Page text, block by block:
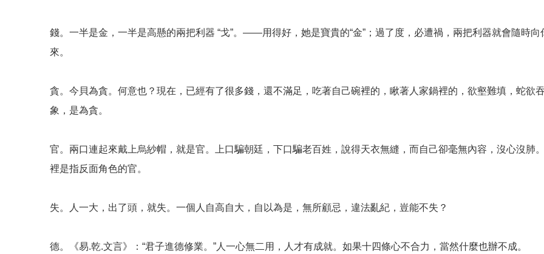
錢。一半是金，一半是高懸的兩把利器 “戈”。——用得好，她是寶貴的“金”；過了度，必遭禍，兩把利器就會隨時向
來。
貪。今貝為貪。何意也？現在，已經有了很多錢，還不滿足，吃著自己碗裡的，瞅著人家鍋裡的，欲壑難填，蛇欲吞
象，是為貪。
官。兩口連起來戴上烏紗帽，就是官。上口騙朝廷，下口騙老百姓，說得天衣無縫，而自己卻毫無內容，沒心沒肺
裡是指反面角色的官。
失。人一大，出了頭，就失。一個人自高自大，自以為是，無所顧忌，違法亂紀，豈能不失？
德。《易.乾.文言》：“君子進德修業。”人一心無二用，人才有成就。如果十四條心不合力，當然什麼也辦不成。